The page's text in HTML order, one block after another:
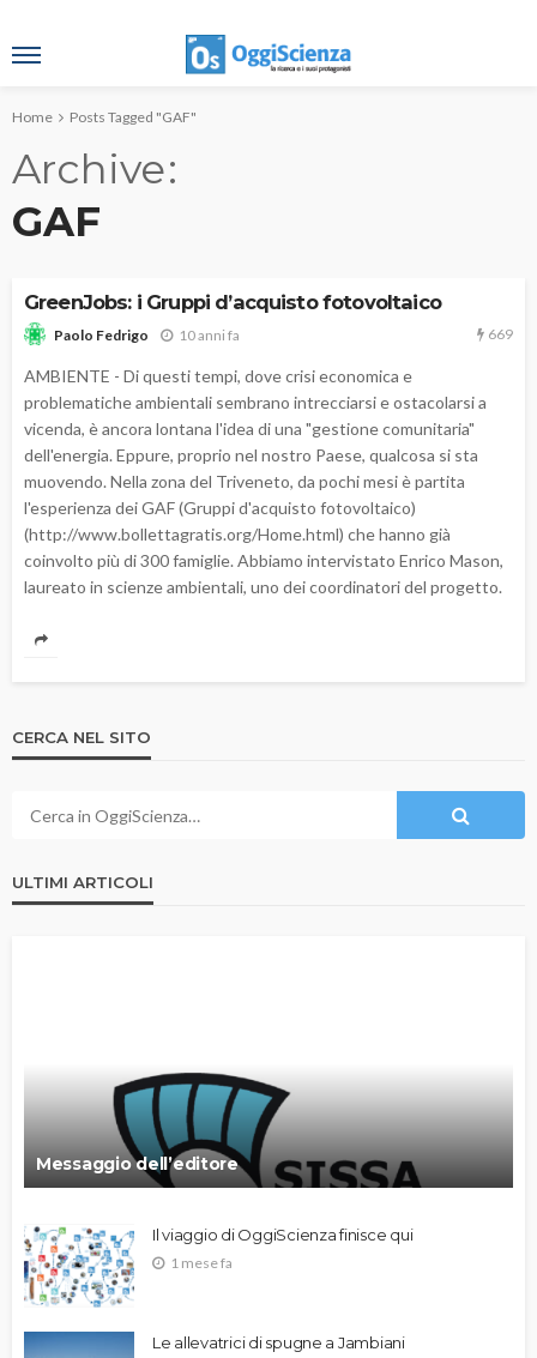
Home Posts Tagged "GAF"
Archive
GAF
GreenJobs: i Gruppi d’acquisto fotovoltaico
Paolo Fedrigo 10 anni fa 669
AMBIENTE - Di questi tempi, dove crisi economica e
problematiche ambientali sembrano intrecciarsi e ostacolarsi a
vicenda, è ancora lontana l'idea di una "gestione comunitaria"
dell'energia. Eppure, proprio nel nostro Paese, qualcosa si sta
muovendo. Nella zona del Triveneto, da pochi mesi è partita
l'esperienza dei GAF (Gruppi d'acquisto fotovoltaico)
(http://www.bollettagratis.org/Home.html) che hanno già
coinvolto più di 300 famiglie. Abbiamo intervistato Enrico Mason,
laureato in scienze ambientali, uno dei coordinatori del progetto.
CERCA NEL SITO
ULTIMI ARTICOLI
Messaggio dell’editore
Il viaggio di OggiScienza finisce qui
1 mese fa
Le allevatrici di spugne a Jambiani